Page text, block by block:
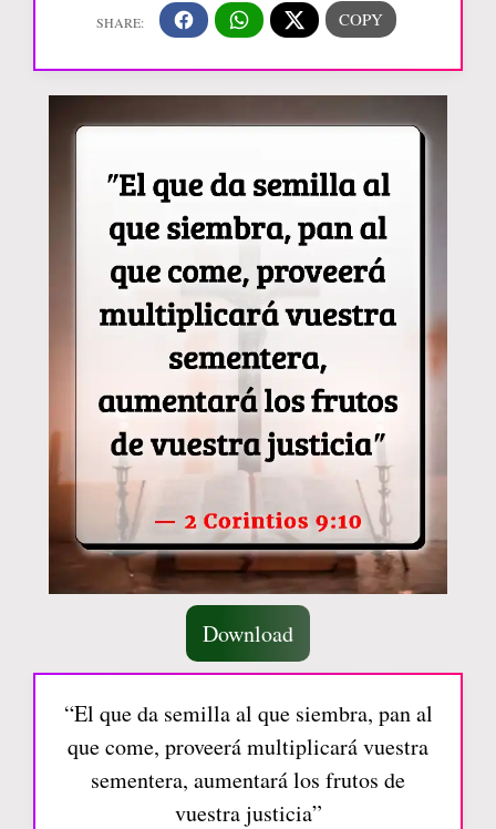
Download
“El que da semilla al que siembra, pan al
que come, proveerá multiplicará vuestra
sementera, aumentará los frutos de
vuestra justicia”